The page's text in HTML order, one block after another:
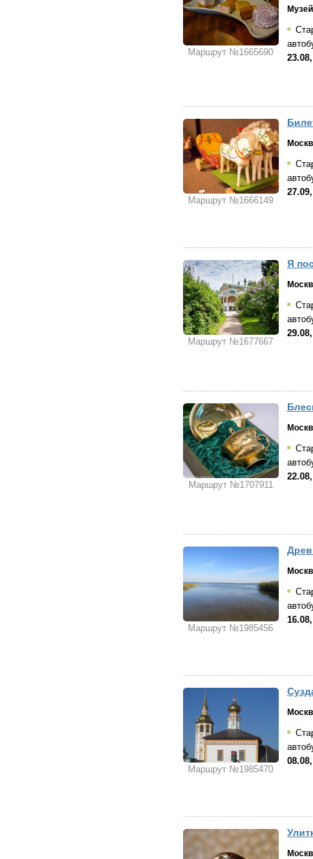
Маршрут №1665690
Маршрут №1666149
Маршрут №1677667
Я
Маршрут №1707911
Маршрут №1985456
Маршрут №1985470